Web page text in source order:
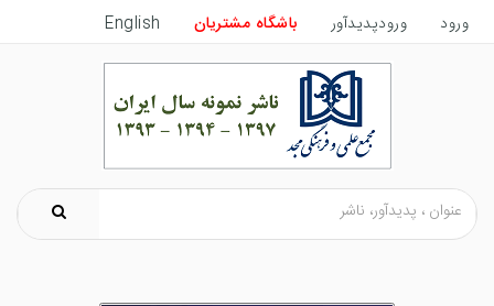
ورود ورودپدیدآور باشگاه مشتریان English